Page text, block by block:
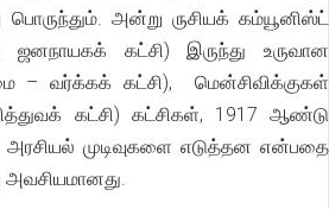
அன்று ருசியக் கம்யூனிஸ்ட்
ஜனநாயகக் கட்சி) இருந்து உருவான
– வர்க்கக் கட்சி), மென்சிவிக்குகள்
கட்சி) கட்சிகள், 1917 ஆண்டு
அரசியல் முடிவுகளை எடுத்தன என்பதை
அவசியமானது.